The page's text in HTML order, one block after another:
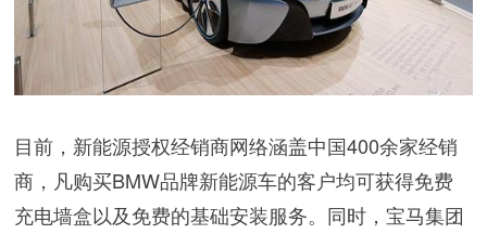
目前，新能源授权经销商网络涵盖中国400余家经销
商，凡购买BMW品牌新能源车的客户均可获得免费
充电墙盒以及免费的基础安装服务。同时，宝马集团